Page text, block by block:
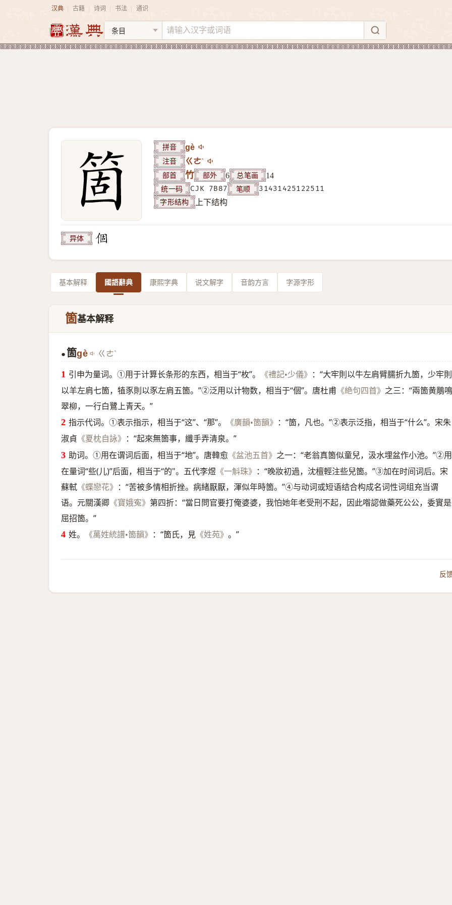
汉典 古籍 诗词 书法 通识
拼音 gè
注音 ㄍㄜˋ
部首 竹 部外 6 总笔画 14
统一码 CJK 7B87 笔顺 31431425122511
字形结构 上下结构
异体
基本解释 國語辭典 康熙字典 说文解字 音韵方言 字源字形
箇基本解释
● 箇gè ㄍㄜˋ
引申为量词。①用于计算长条形的东西，相当于“枚”。 《禮記•少儀》
：“大牢則以牛左肩臂臑折九箇，少牢則
以羊左肩七箇，犆豕則以豕左肩五箇。”②泛用以计物数，相当于“個”。唐杜甫 《絶句四首》 之三：“兩箇黄鵰鳴
翠柳，一行白鷺上青天。”
指示代词。①表示指示，相当于“这”、“那”。
《廣韻•箇韻》
：“箇，凡也。”②表示泛指，相当于“什么”。宋朱
淑貞 《夏枕自詠》
：“起來無箇事，纖手弄清泉。”
助词。①用在谓词后面，相当于“地”。唐韓愈 《盆池五首》 之一：“老翁真箇似童兒，汲水埋盆作小池。”②用
在量词“些(儿)”后面，相当于“的"。五代李煜 《一斛珠》
：“晚妝初過，沈檀輕注些兒箇。”③加在时间词后。宋
蘇軾 《蝶戀花》
：“苦被多情相折挫。病緒厭厭，渾似年時箇。”④与动词或短语结合构成名词性词组充当谓
语。元關漢卿 《寶娥寃》 第四折：“當日問官要打俺婆婆，我怕她年老受刑不起，因此喒認做藥死公公，委實是
屈招箇。”
姓。
《萬姓統譜•箇韻》 ：“箇氏，見 《姓苑》。”
反